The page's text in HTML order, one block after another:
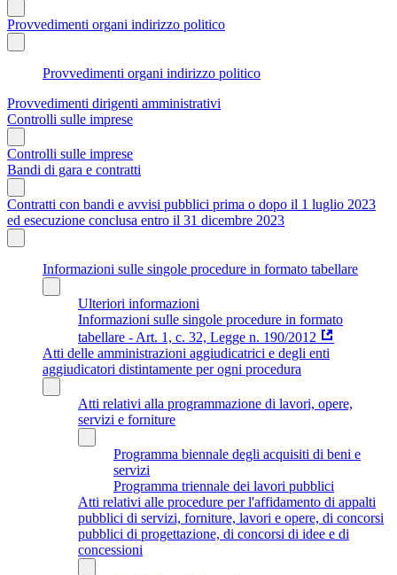
Provvedimenti organi indirizzo politico
Provvedimenti organi indirizzo politico
Provvedimenti dirigenti amministrativi
Controlli sulle imprese
Controlli sulle imprese
Bandi di gara e contratti
Contratti con bandi e avvisi pubblici prima o dopo il 1 luglio 2023
ed esecuzione conclusa entro il 31 dicembre 2023
Informazioni sulle singole procedure in formato tabellare
Ulteriori informazioni
Informazioni sulle singole procedure in formato
tabellare - Art. 1, c. 32, Legge n. 190/2012
Atti delle amministrazioni aggiudicatrici e degli enti
aggiudicatori distintamente per ogni procedura
Atti relativi alla programmazione di lavori, opere,
servizi e forniture
Programma biennale degli acquisiti di beni e
servizi
Programma triennale dei lavori pubblici
Atti relativi alle procedure per l'affidamento di appalti
pubblici di servizi, forniture, lavori e opere, di concorsi
pubblici di progettazione, di concorsi di idee e di
concessioni